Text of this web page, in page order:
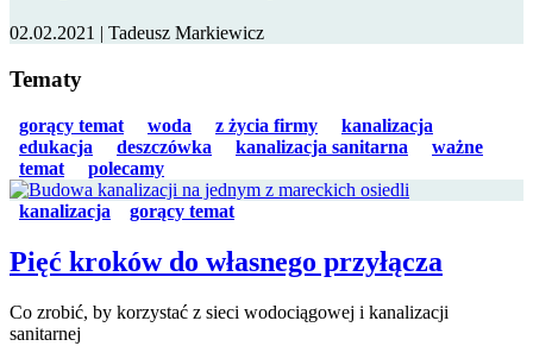
02.02.2021 | Tadeusz Markiewicz
Tematy
gorący temat woda z życia firmy
kanalizacja
edukacja
deszczówka kanalizacja sanitarna
ważne
temat
polecamy
kanalizacja gorący temat
Pięć kroków do własnego przyłącza
Co zrobić, by korzystać z sieci wodociągowej i kanalizacji
sanitarnej